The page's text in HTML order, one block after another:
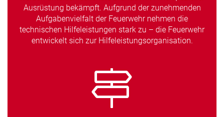
Ausrüstung bekämpft. Aufgrund der zunehmenden
Aufgabenvielfalt der Feuerwehr nehmen die
technischen Hilfeleistungen stark zu – die Feuerwehr
entwickelt sich zur Hilfeleistungsorganisation.